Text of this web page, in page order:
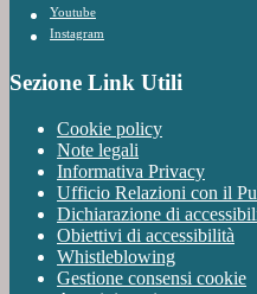
Youtube
Instagram
Sezione Link Utili
Cookie policy
Note legali
Informativa Privacy
Ufficio Relazioni con il
Dichiarazione di
Obiettivi di accessibilità
Whistleblowing
Gestione consensi cookie